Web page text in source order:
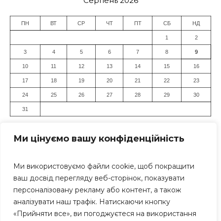
Ми цінуємо вашу конфіденційність
Ми використовуємо файли cookie, щоб покращити
ваш досвід перегляду веб-сторінок, показувати
персоналізовану рекламу або контент, а також
аналізувати наш трафік. Натискаючи кнопку
«Прийняти все», ви погоджуєтеся на використання
ПН ВТ СР ЧТ ПТ СБ НД
1 2
3 4 5 6 7 8 9
10 11 12 13 14 15 16
17 18 19 20 21 22 23
24 25 26 27 28 29 30
31
Засновник: Громадська організація "Дніпровський Прес-